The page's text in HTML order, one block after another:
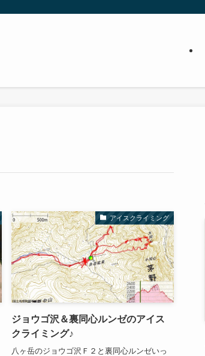
アイスクライミング
ジョウゴ沢＆裏同心ルンゼのアイス
クライミング♪
八ヶ岳のジョウゴ沢Ｆ２と裏同心ルンゼいっ